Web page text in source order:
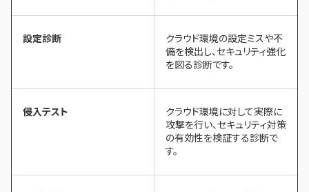
設定診断
クラウド環境の設定ミスや不
備を検出し、セキュリティ強化
を図る診断です。
侵入テスト
クラウド環境に対して実際に
攻撃を行い、セキュリティ対策
の有効性を検証する診断で
す。